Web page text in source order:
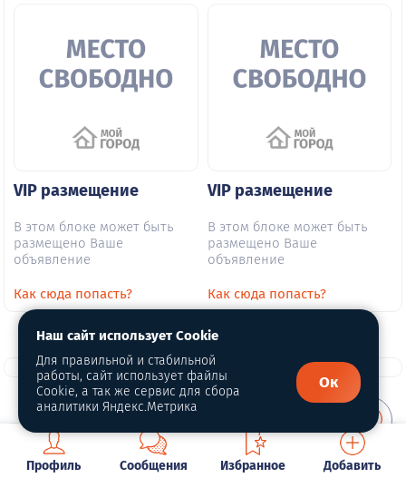
VIP размещение
В этом блоке может быть
размещено Ваше
объявление
Как сюда попасть?
VIP размещение
В этом блоке может быть
размещено Ваше
объявление
Как сюда попасть?
О портале
Профиль Сообщения Избранное Добавить
Наш сайт использует Cookie
Для правильной и стабильной
работы, сайт использует файлы
Cookie, а так же сервис для сбора
аналитики Яндекс.Метрика
Ок